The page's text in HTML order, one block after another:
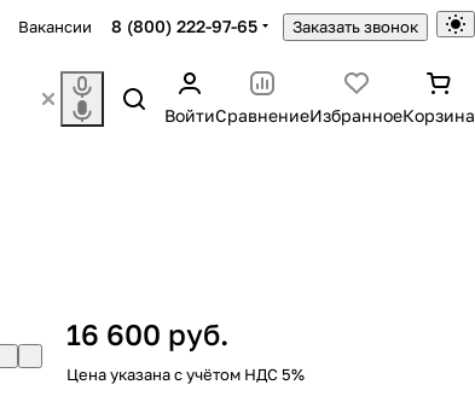
Вакансии 8 (800) 222-97-65 Заказать звонок
ВойтиСравнениеИзбранноеКорзина
16 600 руб.
Цена указана с учётом НДС 5%